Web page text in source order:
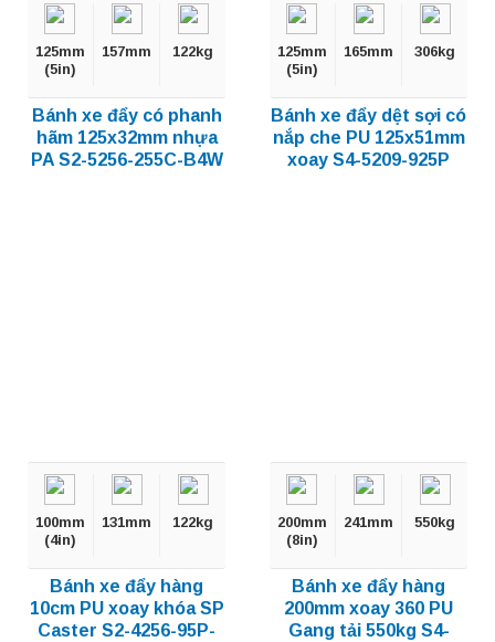
125mm
(5in)
157mm 122kg
Bánh xe đẩy có phanh
hãm 125x32mm nhựa
PA S2-5256-255C-B4W
125mm
(5in)
165mm 306kg
Bánh xe đẩy dệt sợi có
nắp che PU 125x51mm
xoay S4-5209-925P
100mm
(4in)
131mm 122kg
Bánh xe đẩy hàng
10cm PU xoay khóa SP
Caster S2-4256-95P-
200mm
(8in)
241mm 550kg
Bánh xe đẩy hàng
200mm xoay 360 PU
Gang tải 550kg S4-